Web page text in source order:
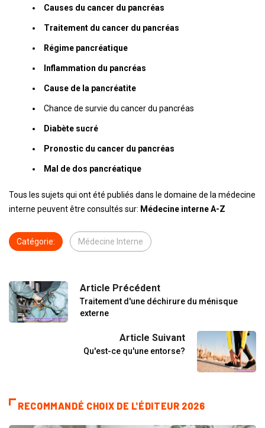
Causes du cancer du pancréas
Traitement du cancer du pancréas
Régime pancréatique
Inflammation du pancréas
Cause de la pancréatite
Chance de survie du cancer du pancréas
Diabète sucré
Pronostic du cancer du pancréas
Mal de dos pancréatique
Tous les sujets qui ont été publiés dans le domaine de la médecine
interne peuvent être consultés sur: Médecine interne A-Z
Catégorie: Médecine Interne
Article Précédent
Traitement d'une déchirure du ménisque
externe
Article Suivant
Qu'est-ce qu'une entorse?
RECOMMANDÉ CHOIX DE L'ÉDITEUR 2026